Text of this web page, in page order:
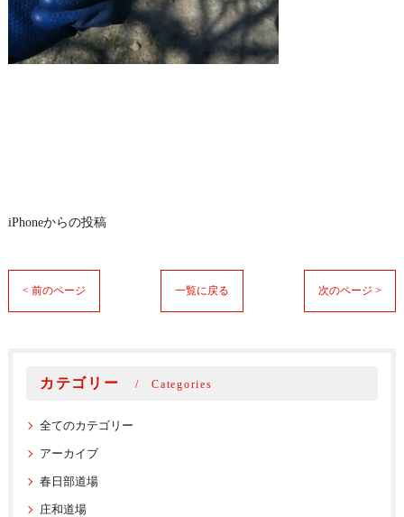
iPhoneからの投稿
< 前のページ 一覧に戻る 次のページ >
カテゴリー Categories
全てのカテゴリー
アーカイブ
春日部道場
庄和道場